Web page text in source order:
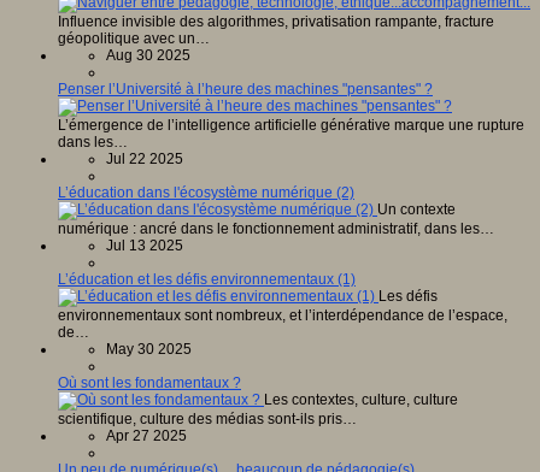
Influence invisible des algorithmes, privatisation rampante, fracture
géopolitique avec un…
Aug 30 2025
Penser l’Université à l’heure des machines "pensantes" ?
L’émergence de l’intelligence artificielle générative marque une rupture
dans les…
Jul 22 2025
L’éducation dans l'écosystème numérique (2)
Un contexte
numérique : ancré dans le fonctionnement administratif, dans les…
Jul 13 2025
L’éducation et les défis environnementaux (1)
Les défis
environnementaux sont nombreux, et l’interdépendance de l’espace,
de…
May 30 2025
Où sont les fondamentaux ?
Les contextes, culture, culture
scientifique, culture des médias sont-ils pris…
Apr 27 2025